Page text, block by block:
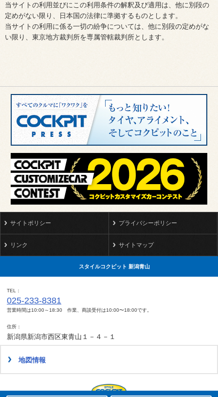
当サイトの利用並びにこの利用条件の解釈及び適用は、他に別段の
定めがない限り、日本国の法律に準拠するものとします。
当サイトの利用に係る一切の紛争については、他に別段の定めがな
い限り、東京地方裁判所を専属管轄裁判所とします。
サイトポリシー プライバシーポリシー
リンク サイトマップ
スタイルコクピット 新潟青山
TEL
025-233-8381
営業時間は10:00～18:30 作業、商談受付は10:00〜18:00です。
住所
新潟県新潟市西区東青山１－４－１
地図情報